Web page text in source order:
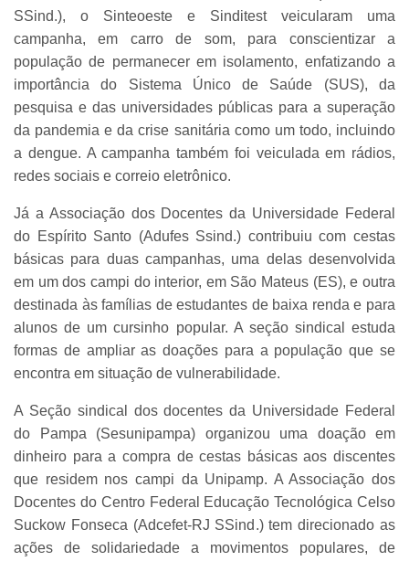
SSind.), o Sinteoeste e Sinditest veicularam uma
campanha, em carro de som, para conscientizar a
população de permanecer em isolamento, enfatizando a
importância do Sistema Único de Saúde (SUS), da
pesquisa e das universidades públicas para a superação
da pandemia e da crise sanitária como um todo, incluindo
a dengue. A campanha também foi veiculada em rádios,
redes sociais e correio eletrônico.
Já a Associação dos Docentes da Universidade Federal
do Espírito Santo (Adufes Ssind.) contribuiu com cestas
básicas para duas campanhas, uma delas desenvolvida
em um dos campi do interior, em São Mateus (ES), e outra
destinada às famílias de estudantes de baixa renda e para
alunos de um cursinho popular. A seção sindical estuda
formas de ampliar as doações para a população que se
encontra em situação de vulnerabilidade.
A Seção sindical dos docentes da Universidade Federal
do Pampa (Sesunipampa) organizou uma doação em
dinheiro para a compra de cestas básicas aos discentes
que residem nos campi da Unipamp. A Associação dos
Docentes do Centro Federal Educação Tecnológica Celso
Suckow Fonseca (Adcefet-RJ SSind.) tem direcionado as
ações de solidariedade a movimentos populares, de